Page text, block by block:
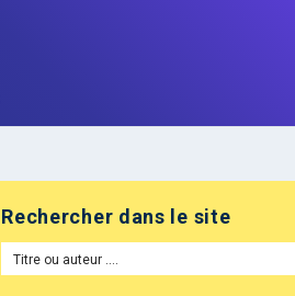
Rechercher dans le site